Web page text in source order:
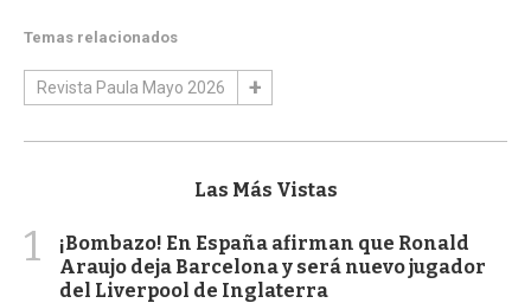
Temas relacionados
Revista Paula Mayo 2026
Las Más Vistas
1
¡Bombazo! En España afirman que Ronald
Araujo deja Barcelona y será nuevo jugador
del Liverpool de Inglaterra